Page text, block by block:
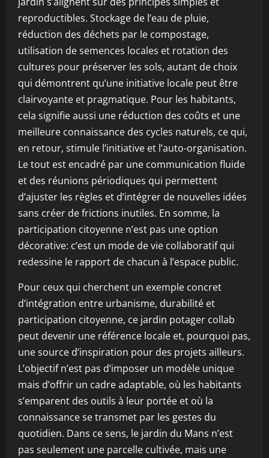
reproductibles. Stockage de l’eau de pluie,
réduction des déchets par le compostage,
utilisation de semences locales et rotation des
cultures pour préserver les sols, autant de choix
qui démontrent qu’une initiative locale peut être
clairvoyante et pragmatique. Pour les habitants,
cela signifie aussi une réduction des coûts et une
meilleure connaissance des cycles naturels, ce qui,
en retour, stimule l’initiative et l’auto-organisation.
Le tout est encadré par une communication fluide
et des réunions périodiques qui permettent
d’ajuster les règles et d’intégrer de nouvelles idées
sans créer de frictions inutiles. En somme, la
participation citoyenne n’est pas une option
décorative: c’est un mode de vie collaboratif qui
redessine le rapport de chacun à l’espace public.
Pour ceux qui cherchent un exemple concret
d’intégration entre urbanisme, durabilité et
participation citoyenne, ce jardin potager collab
peut devenir une référence locale et, pourquoi pas,
une source d’inspiration pour des projets ailleurs.
L’objectif n’est pas d’imposer un modèle unique
mais d’offrir un cadre adaptable, où les habitants
s’emparent des outils à leur portée et où la
connaissance se transmet par les gestes du
quotidien. Dans ce sens, le jardin du Mans n’est
pas seulement une parcelle cultivée, mais une